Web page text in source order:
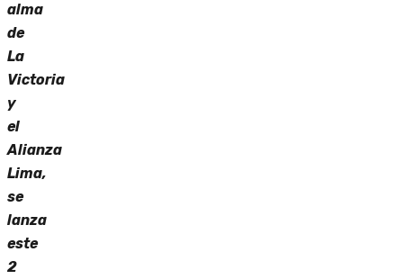
alma
de
La
Victoria
y
el
Alianza
Lima,
se
lanza
este
2